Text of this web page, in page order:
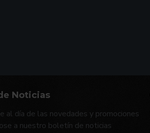
Noticias
al día de las novedades y promociones
a nuestro boletín de noticias